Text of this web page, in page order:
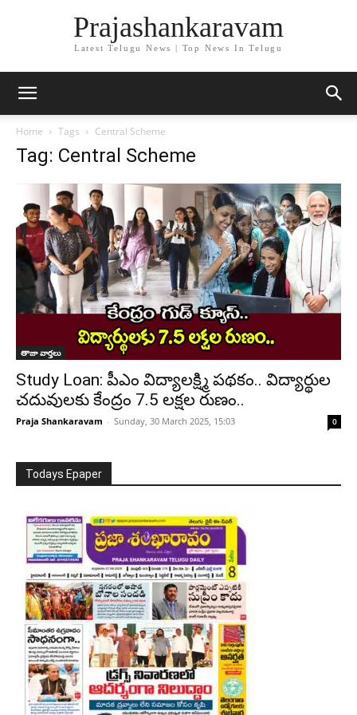
Prajashankaravam
Latest Telugu News | Top News In Telugu
Home Tags Central Scheme
Tag: Central Scheme
తాజా వార్తలు
Study Loan: పీఎం విద్యాలక్ష్మి పథకం.. విద్యార్థుల
చదువులకు కేంద్రం 7.5 లక్షల రుణం..
Praja Shankaravam - Sunday, 30 March 2025, 15:03 0
Todays Epaper